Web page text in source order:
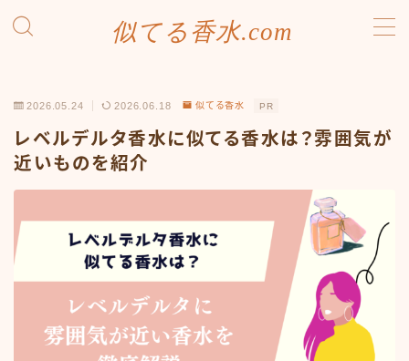
似てる香水.com
お問い合わせ
プライバシーポリシー
利用規約／特定商取引法に基づく表記
有料記事の決済完了ページ
2026.05.24 2026.06.18 似てる香水 PR
レベルデルタ香水に似てる香水は？雰囲気が
近いものを紹介